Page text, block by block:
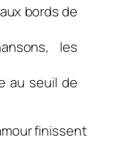
bords de
les
au seuil de
finissent